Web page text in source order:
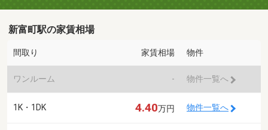
新富町駅の家賃相場
間取り 家賃相場 物件
ワンルーム - 物件一覧へ
1K・1DK 4.40万円 物件一覧へ